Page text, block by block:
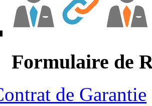
Formulaire de
de Garantie